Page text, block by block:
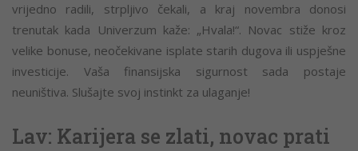
vrijedno radili, strpljivo čekali, a kraj novembra donosi
trenutak kada Univerzum kaže: „Hvala!“. Novac stiže kroz
velike bonuse, neočekivane isplate starih dugova ili uspješne
investicije. Vaša finansijska sigurnost sada postaje
neuništiva. Slušajte svoj instinkt za ulaganje!
Lav: Karijera se zlati, novac prati